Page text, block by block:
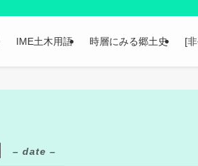
IME土木用語 時層にみる郷土史 [
– date –